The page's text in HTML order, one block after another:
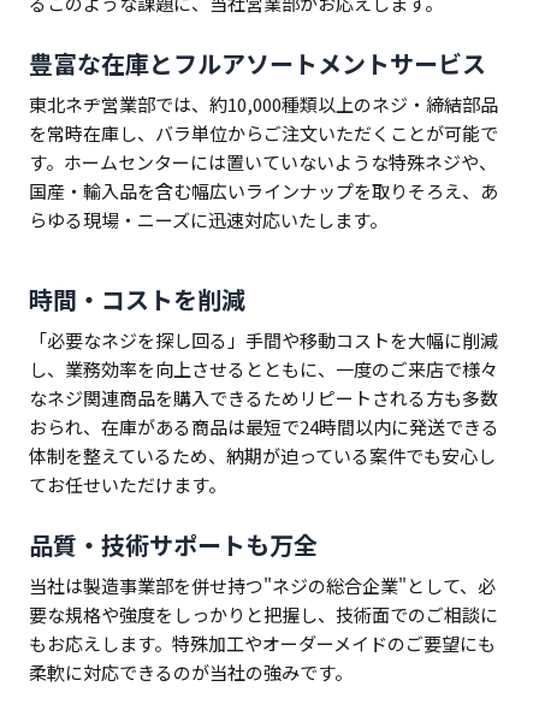
豊富な在庫とフルアソートメントサービス
東北ネヂ営業部では、約10,000種類以上のネジ・締結部品
を常時在庫し、バラ単位からご注文いただくことが可能で
す。ホームセンターには置いていないような特殊ネジや、
国産・輸入品を含む幅広いラインナップを取りそろえ、あ
らゆる現場・ニーズに迅速対応いたします。
時間・コストを削減
「必要なネジを探し回る」手間や移動コストを大幅に削減
し、業務効率を向上させるとともに、一度のご来店で様々
なネジ関連商品を購入できるためリピートされる方も多数
おられ、在庫がある商品は最短で24時間以内に発送できる
体制を整えているため、納期が迫っている案件でも安心し
てお任せいただけます。
品質・技術サポートも万全
当社は製造事業部を併せ持つ"ネジの総合企業"として、必
要な規格や強度をしっかりと把握し、技術面でのご相談に
もお応えします。特殊加工やオーダーメイドのご要望にも
柔軟に対応できるのが当社の強みです。